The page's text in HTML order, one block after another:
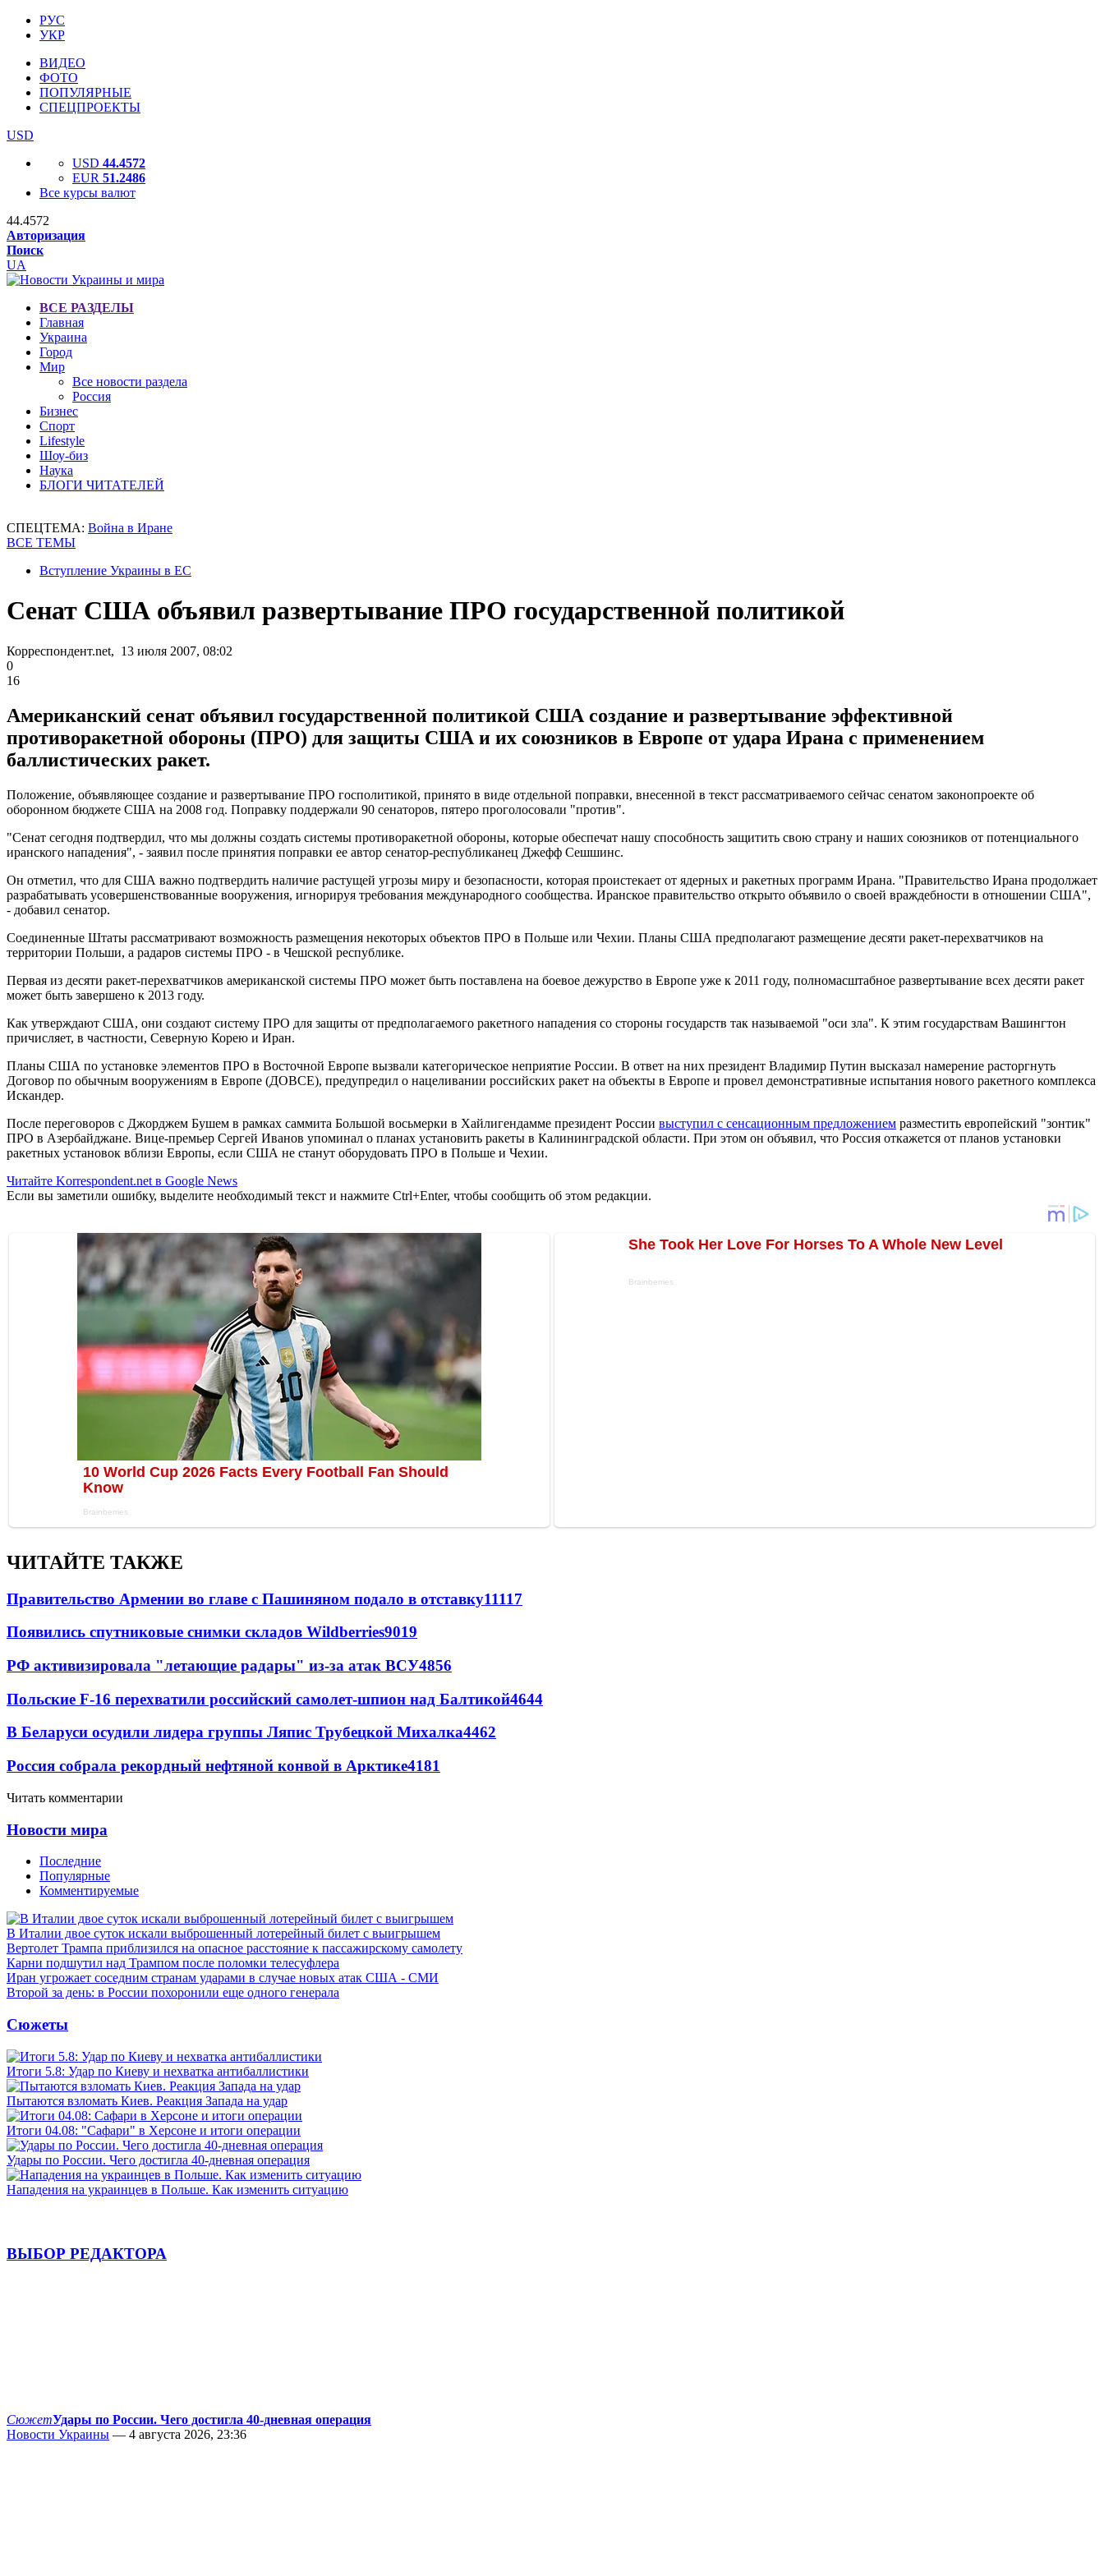
РУС
УКР
ВИДЕО
ФОТО
ПОПУЛЯРНЫЕ
СПЕЦПРОЕКТЫ
USD
USD 44.4572
EUR 51.2486
Все курсы валют
44.4572
Авторизация
Поиск
UA
ВСЕ РАЗДЕЛЫ
Главная
Украина
Город
Мир
Все новости раздела
Россия
Бизнес
Спорт
Lifestyle
Шоу-биз
Наука
БЛОГИ ЧИТАТЕЛЕЙ
СПЕЦТЕМА: Война в Иране
ВСЕ ТЕМЫ
Вступление Украины в ЕС
Сенат США объявил развертывание ПРО государственной политикой
Корреспондент.net, 13 июля 2007, 08:02
0
16
Американский сенат объявил государственной политикой США создание и развертывание эффективной
противоракетной обороны (ПРО) для защиты США и их союзников в Европе от удара Ирана с применением
баллистических ракет.
Положение, объявляющее создание и развертывание ПРО госполитикой, принято в виде отдельной поправки, внесенной в текст рассматриваемого сейчас сенатом законопроекте об
оборонном бюджете США на 2008 год. Поправку поддержали 90 сенаторов, пятеро проголосовали "против".
"Сенат сегодня подтвердил, что мы должны создать системы противоракетной обороны, которые обеспечат нашу способность защитить свою страну и наших союзников от потенциального
иранского нападения", - заявил после принятия поправки ее автор сенатор-республиканец Джефф Сешшинс.
Он отметил, что для США важно подтвердить наличие растущей угрозы миру и безопасности, которая проистекает от ядерных и ракетных программ Ирана. "Правительство Ирана продолжает
разрабатывать усовершенствованные вооружения, игнорируя требования международного сообщества. Иранское правительство открыто объявило о своей враждебности в отношении США",
- добавил сенатор.
Соединенные Штаты рассматривают возможность размещения некоторых объектов ПРО в Польше или Чехии. Планы США предполагают размещение десяти ракет-перехватчиков на
территории Польши, а радаров системы ПРО - в Чешской республике.
Первая из десяти ракет-перехватчиков американской системы ПРО может быть поставлена на боевое дежурство в Европе уже к 2011 году, полномасштабное развертывание всех десяти ракет
может быть завершено к 2013 году.
Как утверждают США, они создают систему ПРО для защиты от предполагаемого ракетного нападения со стороны государств так называемой "оси зла". К этим государствам Вашингтон
причисляет, в частности, Северную Корею и Иран.
Планы США по установке элементов ПРО в Восточной Европе вызвали категорическое неприятие России. В ответ на них президент Владимир Путин высказал намерение расторгнуть
Договор по обычным вооружениям в Европе (ДОВСЕ), предупредил о нацеливании российских ракет на объекты в Европе и провел демонстративные испытания нового ракетного комплекса
Искандер.
После переговоров с Джорджем Бушем в рамках саммита Большой восьмерки в Хайлигендамме президент России выступил с сенсационным предложением разместить европейский "зонтик"
ПРО в Азербайджане. Вице-премьер Сергей Иванов упоминал о планах установить ракеты в Калининградской области. При этом он объявил, что Россия откажется от планов установки
ракетных установок вблизи Европы, если США не станут оборудовать ПРО в Польше и Чехии.
Читайте Korrespondent.net в Google News
Если вы заметили ошибку, выделите необходимый текст и нажмите Ctrl+Enter, чтобы сообщить об этом редакции.
ЧИТАЙТЕ ТАКЖЕ
Правительство Армении во главе с Пашиняном подало в отставку11117
Появились спутниковые снимки складов Wildberries9019
РФ активизировала "летающие радары" из-за атак ВСУ4856
Польские F-16 перехватили российский самолет-шпион над Балтикой4644
В Беларуси осудили лидера группы Ляпис Трубецкой Михалка4462
Россия собрала рекордный нефтяной конвой в Арктике4181
Читать комментарии
Новости мира
Последние
Популярные
Комментируемые
В Италии двое суток искали выброшенный лотерейный билет с выигрышем
Вертолет Трампа приблизился на опасное расстояние к пассажирскому самолету
Карни подшутил над Трампом после поломки телесуфлера
Иран угрожает соседним странам ударами в случае новых атак США - СМИ
Второй за день: в России похоронили еще одного генерала
Сюжеты
Итоги 5.8: Удар по Киеву и нехватка антибаллистики
Пытаются взломать Киев. Реакция Запада на удар
Итоги 04.08: "Сафари" в Херсоне и итоги операции
Удары по России. Чего достигла 40-дневная операция
Нападения на украинцев в Польше. Как изменить ситуацию
ВЫБОР РЕДАКТОРА
СюжетУдары по России. Чего достигла 40-дневная операция
Новости Украины — 4 августа 2026, 23:36